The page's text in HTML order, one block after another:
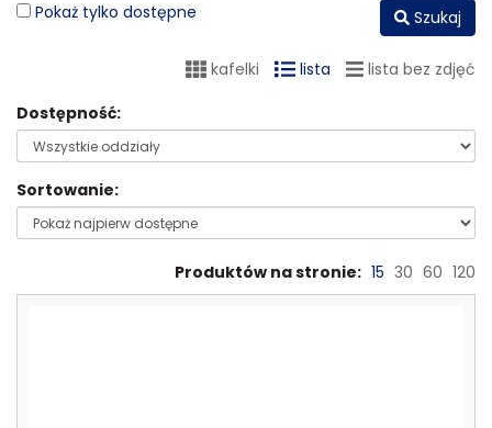
Pokaż tylko dostępne Szukaj
kafelki lista
lista bez zdjęć
Dostępność:
Sortowanie:
Produktów na stronie: 15 30 60 120